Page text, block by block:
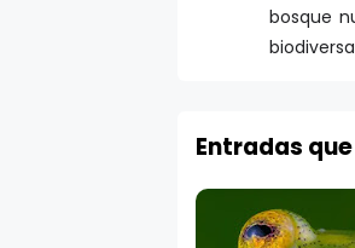
bosque
Entradas